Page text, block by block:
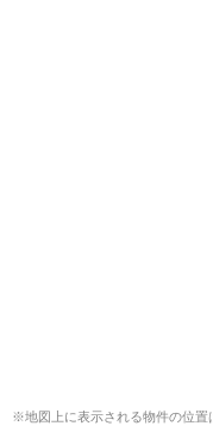
※地図上に表示される物件の位置